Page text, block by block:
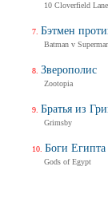
10 Cloverfield Lane
Бэтмен
Batman v
Зверополис
Zootopia
Братья из
Grimsby
Боги Египта
Gods of Egypt